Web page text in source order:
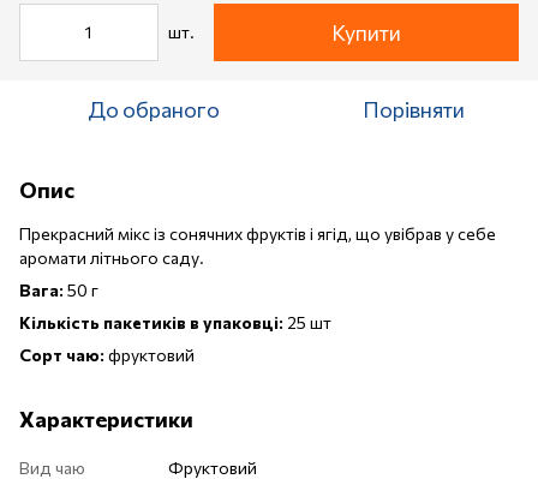
шт. Купити
До обраного Порівняти
Опис
Прекрасний мікс із сонячних фруктів і ягід, що увібрав у себе
аромати літнього саду.
Вага: 50 г
Кількість пакетиків в упаковці: 25 шт
Сорт чаю: фруктовий
Характеристики
Вид чаю
Фруктовий